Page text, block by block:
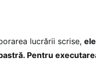
lucrării scrise,
Pentru